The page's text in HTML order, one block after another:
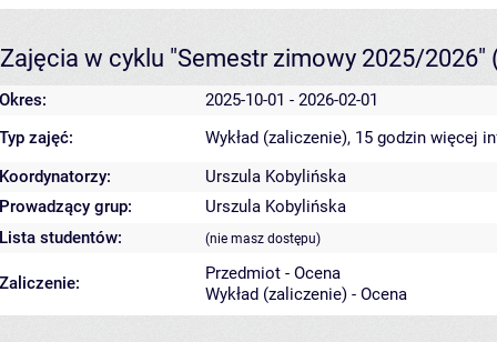
Zajęcia w cyklu "Semestr zimowy 2025/2026"
Okres:
2025-10-01 - 2026-02-01
Typ zajęć:
Wykład (zaliczenie), 15 godzin więcej
Koordynatorzy:
Urszula Kobylińska
Prowadzący grup:
Urszula Kobylińska
Lista studentów:
(nie masz dostępu)
Zaliczenie:
Przedmiot - Ocena
Wykład (zaliczenie) - Ocena